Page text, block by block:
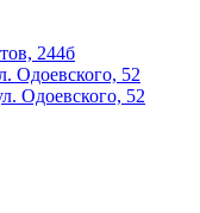
244б
Одоевского, 52
Одоевского, 52